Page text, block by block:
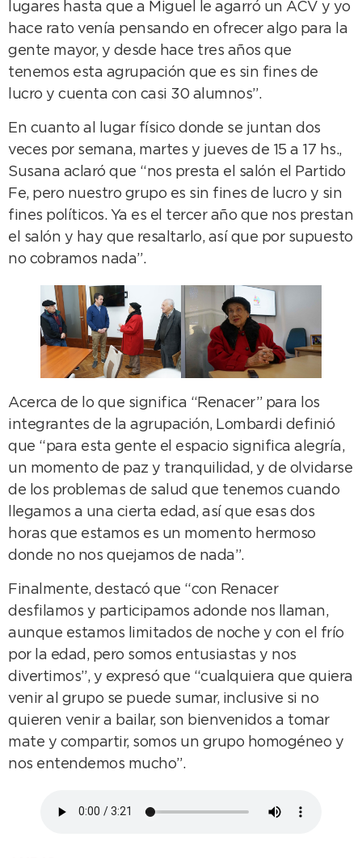
lugares hasta que a Miguel le agarró un ACV y yo
hace rato venía pensando en ofrecer algo para la
gente mayor, y desde hace tres años que
tenemos esta agrupación que es sin fines de
lucro y cuenta con casi 30 alumnos”.
En cuanto al lugar físico donde se juntan dos
veces por semana, martes y jueves de 15 a 17 hs.,
Susana aclaró que “nos presta el salón el Partido
Fe, pero nuestro grupo es sin fines de lucro y sin
fines políticos. Ya es el tercer año que nos prestan
el salón y hay que resaltarlo, así que por supuesto
no cobramos nada”.
Acerca de lo que significa “Renacer” para los
integrantes de la agrupación, Lombardi definió
que “para esta gente el espacio significa alegría,
un momento de paz y tranquilidad, y de olvidarse
de los problemas de salud que tenemos cuando
llegamos a una cierta edad, así que esas dos
horas que estamos es un momento hermoso
donde no nos quejamos de nada”.
Finalmente, destacó que “con Renacer
desfilamos y participamos adonde nos llaman,
aunque estamos limitados de noche y con el frío
por la edad, pero somos entusiastas y nos
divertimos”, y expresó que “cualquiera que quiera
venir al grupo se puede sumar, inclusive si no
quieren venir a bailar, son bienvenidos a tomar
mate y compartir, somos un grupo homogéneo y
nos entendemos mucho”.